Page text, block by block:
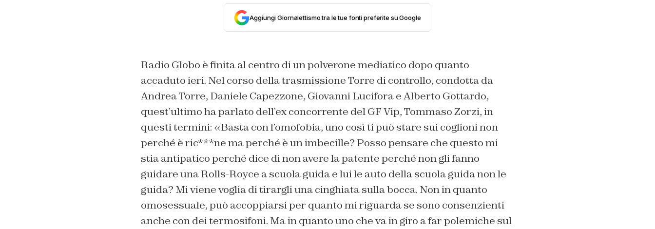
Aggiungi Giornalettismo tra le tue fonti preferite su Google
Radio Globo è finita al centro di un polverone mediatico dopo quanto
accaduto ieri. Nel corso della trasmissione Torre di controllo, condotta da
Andrea Torre, Daniele Capezzone, Giovanni Lucifora e Alberto Gottardo,
quest’ultimo ha parlato dell’ex concorrente del GF Vip, Tommaso Zorzi, in
questi termini: «Basta con l’omofobia, uno così ti può stare sui coglioni non
perché è ric***ne ma perché è un imbecille? Posso pensare che questo mi
stia antipatico perché dice di non avere la patente perché non gli fanno
guidare unaRolls-Royce a scuola guida e lui le auto della scuola guida non le
guida? Mi viene voglia di tirargli una cinghiata sulla bocca. Non in quanto
omosessuale, può accoppiarsi per quanto mi riguarda se sono consenzienti
anche con dei termosifoni. Ma in quanto uno che va in giro a far polemiche sul